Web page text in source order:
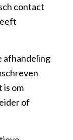
contact
afhandeling
is om
of